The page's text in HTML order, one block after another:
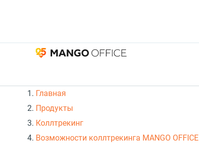
Главная
Продукты
Коллтрекинг
Возможности коллтрекинга MANGO OFFICE